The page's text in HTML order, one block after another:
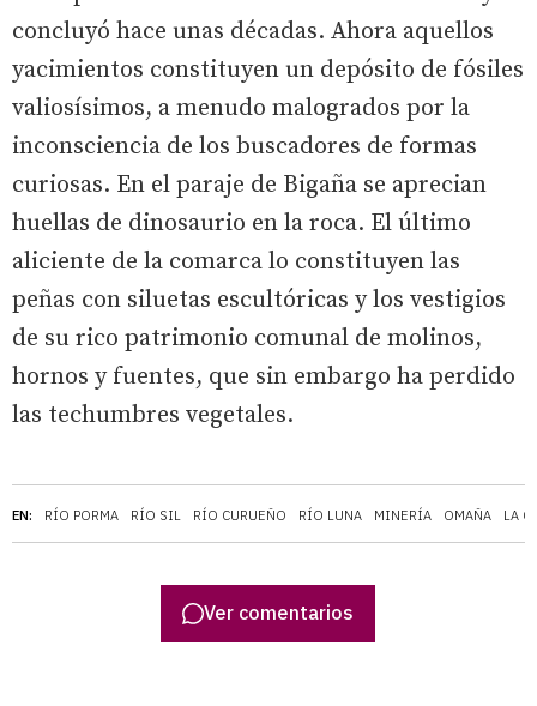
EN: RÍO PORMA RÍO SIL RÍO CURUEÑO RÍO LUNA MINERÍA OMAÑA LA
concluyó hace unas décadas. Ahora aquellos
yacimientos constituyen un depósito de fósiles
valiosísimos, a menudo malogrados por la
inconsciencia de los buscadores de formas
curiosas. En el paraje de Bigaña se aprecian
huellas de dinosaurio en la roca. El último
aliciente de la comarca lo constituyen las
peñas con siluetas escultóricas y los vestigios
de su rico patrimonio comunal de molinos,
hornos y fuentes, que sin embargo ha perdido
las techumbres vegetales.
Ver comentarios